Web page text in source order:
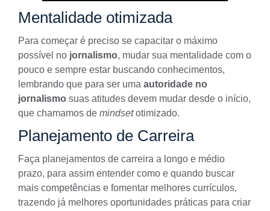
Mentalidade otimizada
Para começar é preciso se capacitar o máximo
possível no jornalismo, mudar sua mentalidade com o
pouco e sempre estar buscando conhecimentos,
lembrando que para ser uma autoridade no
jornalismo suas atitudes devem mudar desde o início,
que chamamos de mindsetotimizado.
Planejamento de Carreira
Faça planejamentos de carreira a longo e médio
prazo, para assim entender como e quando buscar
mais competências e fomentar melhores currículos,
trazendo já melhores oportunidades práticas para criar